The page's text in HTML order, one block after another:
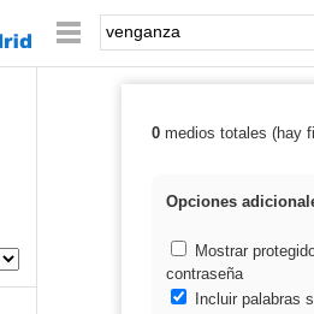
Palabra o frase:
Resultados
0medios totales (hay
Opciones
Mostrar
contraseña
Incluir palabras